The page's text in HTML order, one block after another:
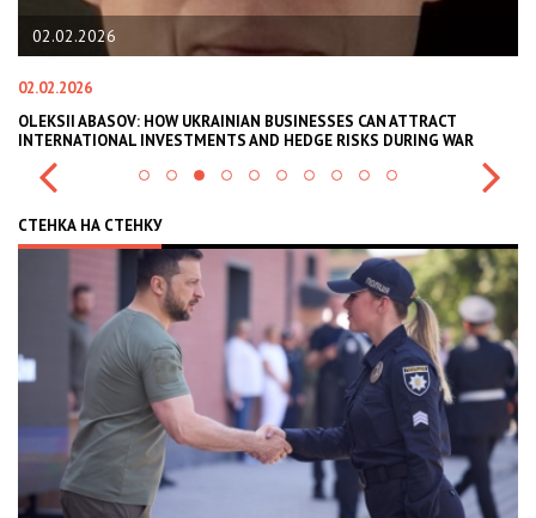
02.02.2026
02.02.2026
OLEKSII ABASOV: HOW UKRAINIAN BUSINESSES CAN ATTRACT
INTERNATIONAL INVESTMENTS AND HEDGE RISKS DURING WAR
СТЕНКА НА СТЕНКУ